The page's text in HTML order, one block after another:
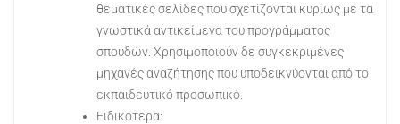
θεματικές σελίδες που σχετίζονται κυρίως με τα
γνωστικά αντικείμενα του προγράμματος
σπουδών. Χρησιμοποιούν δε συγκεκριμένες
μηχανές αναζήτησης που υποδεικνύονται από το
εκπαιδευτικό προσωπικό.
Ειδικότερα: